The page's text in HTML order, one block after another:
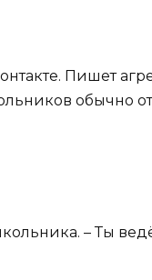
Пишет
обычно от
– Ты